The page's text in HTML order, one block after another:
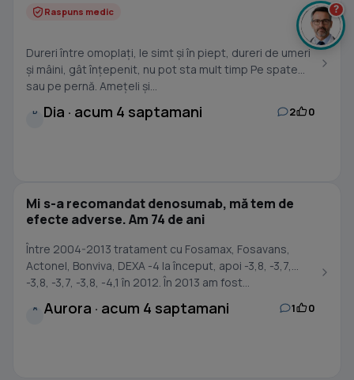
Raspuns medic
Dureri între omoplați, le simt și în piept, dureri de umeri
și mâini, gât înțepenit, nu pot sta mult timp Pe spate
sau pe pernă. Amețeli și...
D Dia · acum 4 saptamani 2 0
Mi s-a recomandat denosumab, mă tem de
efecte adverse. Am 74 de ani
Între 2004-2013 tratament cu Fosamax, Fosavans,
Actonel, Bonviva, DEXA -4 la început, apoi -3,8, -3,7,
-3,8, -3,7, -3,8, -4,1 în 2012. În 2013 am fost...
A Aurora · acum 4 saptamani 1 0
?